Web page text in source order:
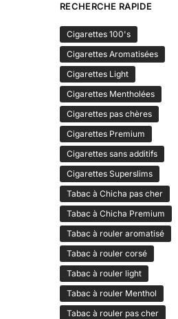
RECHERCHE RAPIDE
Cigarettes 100's
Cigarettes Aromatisées
Cigarettes Light
Cigarettes Mentholées
Cigarettes pas chères
Cigarettes Premium
Cigarettes sans additifs
Cigarettes Superslims
Tabac à Chicha pas cher
Tabac à Chicha Premium
Tabac à rouler aromatisé
Tabac à rouler corsé
Tabac à rouler light
Tabac à rouler Menthol
Tabac à rouler pas cher